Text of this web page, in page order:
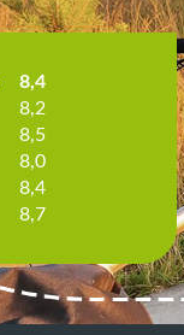
8,4
8,2
8,5
8,0
8,4
8,7